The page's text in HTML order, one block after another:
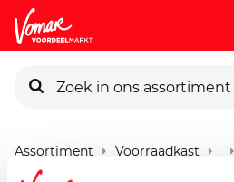
Assortiment Voorraadkast